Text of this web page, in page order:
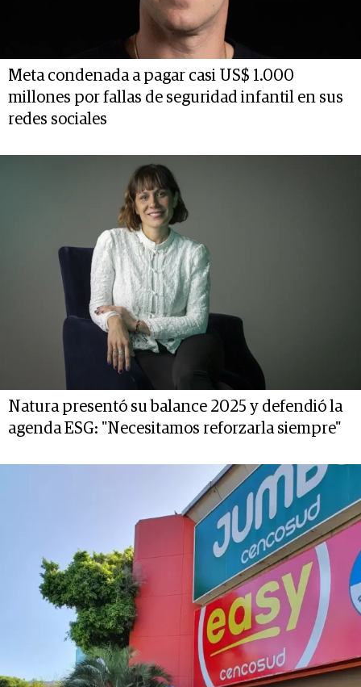
Meta condenada a pagar casi US$ 1.000
millones por fallas de seguridad infantil en sus
redes sociales
Natura presentó su balance 2025 y defendió la
agenda ESG: "Necesitamos reforzarla siempre"